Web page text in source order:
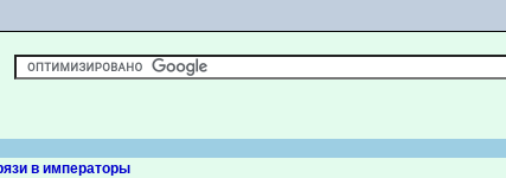
в императоры